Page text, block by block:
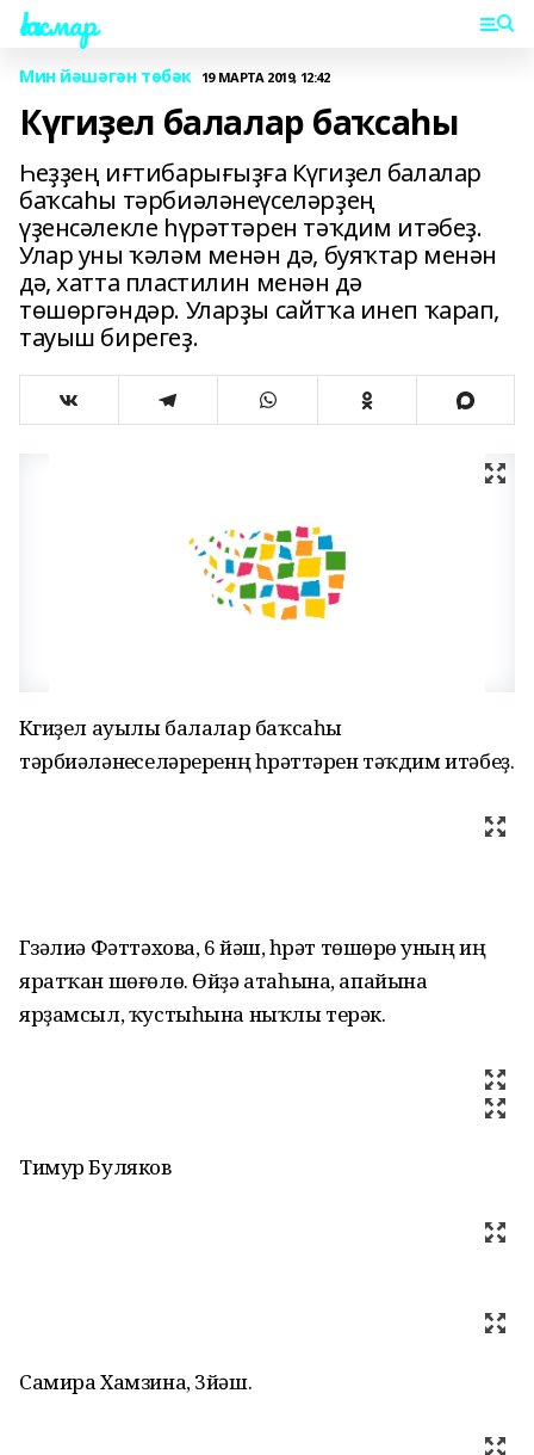
Һаҡмар
Мин йәшәгән төбәк 19 МАРТА 2019, 12:42
Күгиҙел балалар баҡсаһы
Һеҙҙең иғтибарығыҙға Күгиҙел балалар
баҡсаһы тәрбиәләнеүселәрҙең
үҙенсәлекле һүрәттәрен тәҡдим итәбеҙ.
Улар уны ҡәләм менән дә, буяҡтар менән
дә, хатта пластилин менән дә
төшөргәндәр. Уларҙы сайтҡа инеп ҡарап,
тауыш бирегеҙ.
Күгиҙел ауылы балалар баҡсаһы
тәрбиәләнеүселәреренң һүрәттәрен тәҡдим итәбеҙ.
Гүзәлиә Фәттәхова, 6 йәш, һүрәт төшөрөү уның иң
яратҡан шөғөлө. Өйҙә атаһына, апайына
ярҙамсыл, ҡустыһына ныҡлы терәк.
Тимур Буляков
Самира Хамзина, 3йәш.